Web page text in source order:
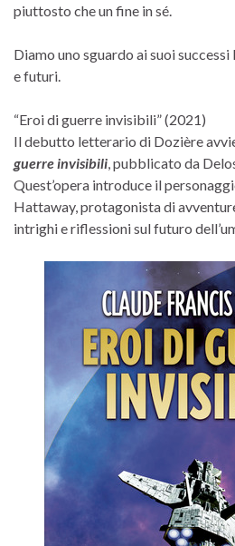
piuttosto che un fine in sé.
Diamo uno sguardo ai suoi
e futuri.
“Eroi di guerre invisibili” (2021)
Il debutto letterario di Dozière
guerre invisibili , pubblicato da
Quest’opera introduce il
Hattaway, protagonista di
intrighi e riflessioni sul futuro